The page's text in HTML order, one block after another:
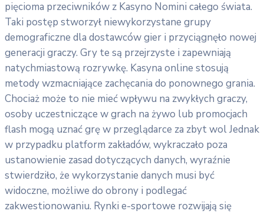
pięcioma przeciwników z Kasyno Nomini całego świata.
Taki postęp stworzył niewykorzystane grupy
demograficzne dla dostawców gier i przyciągnęło nowej
generacji graczy. Gry te są przejrzyste i zapewniają
natychmiastową rozrywkę. Kasyna online stosują
metody wzmacniające zachęcania do ponownego grania.
Chociaż może to nie mieć wpływu na zwykłych graczy,
osoby uczestniczące w grach na żywo lub promocjach
flash mogą uznać grę w przeglądarce za zbyt wol Jednak
w przypadku platform zakładów, wykraczało poza
ustanowienie zasad dotyczących danych, wyraźnie
stwierdziło, że wykorzystanie danych musi być
widoczne, możliwe do obrony i podlegać
zakwestionowaniu. Rynki e-sportowe rozwijają się